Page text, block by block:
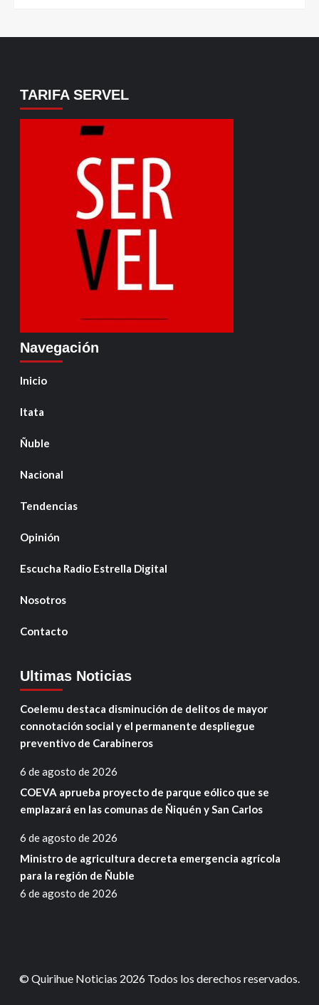
TARIFA SERVEL
Navegación
Inicio
Itata
Ñuble
Nacional
Tendencias
Opinión
Escucha Radio Estrella Digital
Nosotros
Contacto
Ultimas Noticias
Coelemu destaca disminución de delitos de mayor
connotación social y el permanente despliegue
preventivo de Carabineros
6 de agosto de 2026
COEVA aprueba proyecto de parque eólico que se
emplazará en las comunas de Ñiquén y San Carlos
6 de agosto de 2026
Ministro de agricultura decreta emergencia agrícola
para la región de Ñuble
6 de agosto de 2026